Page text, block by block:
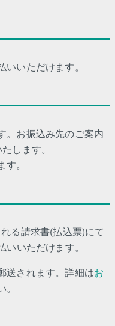
いただけます。
。お振込み先のご案内
します。
。
る請求書(払込票)にて
いただけます。
送されます。詳細はお